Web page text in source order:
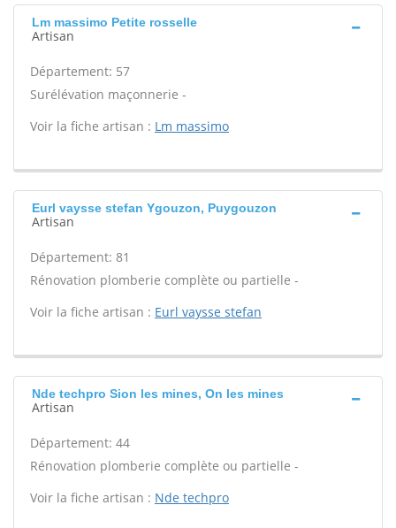
Lm massimo Petite rosselle
Artisan
Département: 57
Surélévation maçonnerie -
Voir la fiche artisan : Lm massimo
Eurl vaysse stefan Ygouzon, Puygouzon
Artisan
Département: 81
Rénovation plomberie complète ou partielle -
Voir la fiche artisan : Eurl vaysse stefan
Nde techpro Sion les mines, On les mines
Artisan
Département: 44
Rénovation plomberie complète ou partielle -
Voir la fiche artisan : Nde techpro